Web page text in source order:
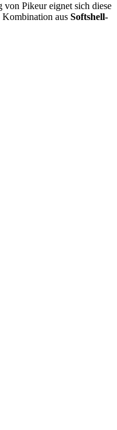
von Pikeur eignet sich diese
Kombination aus Softshell-